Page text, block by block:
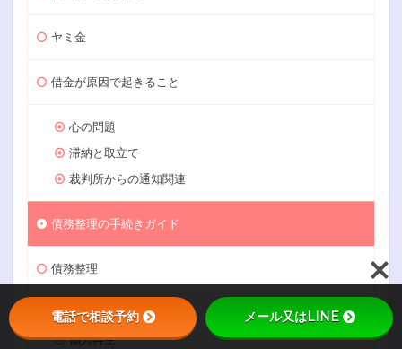
ヤミ金
借金が原因で起きること
心の問題
滞納と取立て
裁判所からの通知関連
債務整理の手続きガイド
債務整理
任意整理
個人再生
電話で相談予約 メール又はLINE